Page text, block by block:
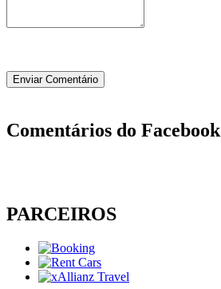
Comentários do Facebook
PARCEIROS